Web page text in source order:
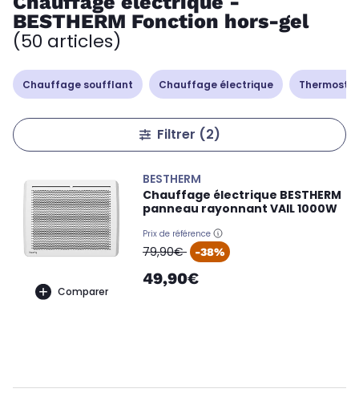
BESTHERM Fonction hors-gel
(50 articles)
Chauffage soufflant Chauffage électrique
Filtrer (2)
Comparer
BESTHERM
Chauffage électrique BESTHERM
panneau rayonnant VAIL 1000W
Prix de référence
oldPrice
79,90€ -38%
49,90€